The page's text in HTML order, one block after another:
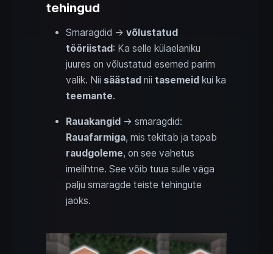
tehingud
Smaragdid → võlustatud
tööriistad : Ka selle külaelaniku
juures on võlustatud esemed parim
valik. Nii säästad nii tasemeid kui ka
teemante.
Rauakangid → smaragdid:
Rauafarmiga, mis tekitab ja tapab
raudgoleme, on see vahetus
imelihtne. See võib tuua sulle väga
palju smaragde teiste tehingute
jaoks.